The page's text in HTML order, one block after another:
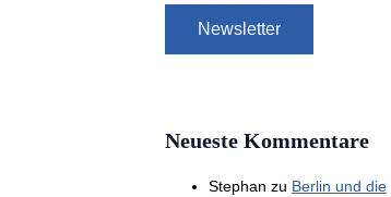
Neueste Kommentare
Stephan zu Berlin und die